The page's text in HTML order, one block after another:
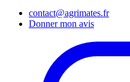
contact@agrimates.fr
Donner mon avis